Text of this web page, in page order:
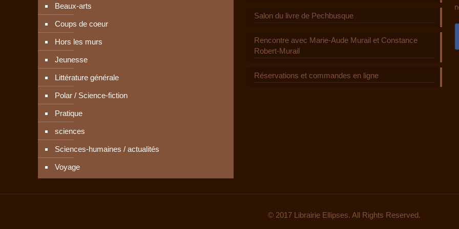
Beaux-arts
Coups de coeur
Hors les murs
Jeunesse
Littérature générale
Polar / Science-fiction
Pratique
sciences
Sciences-humaines / actualités
Voyage
Salon du livre de Pechbusque
Rencontre avec Marie-Aude Murail et Constance
Robert-Murail
Réservations et commandes en ligne
© 2017 Librairie Ellipses. All Rights Reserved.